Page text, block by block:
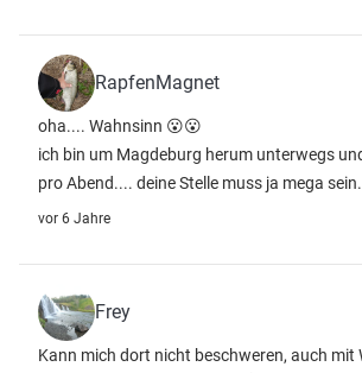
RapfenMagnet
oha.... Wahnsinn 😮😮
ich bin um Magdeburg herum unterwegs
pro Abend.... deine Stelle muss ja mega sein.
vor 6 Jahre
Frey
Kann mich dort nicht beschweren, auch mit